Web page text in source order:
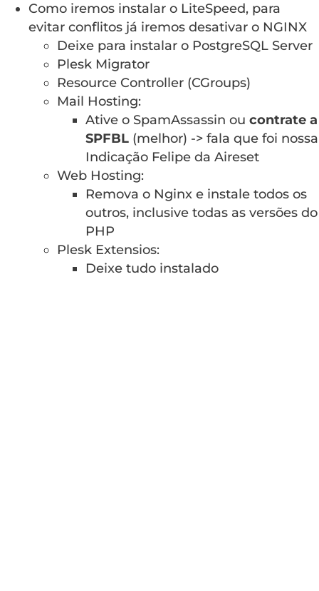
Como iremos instalar o LiteSpeed, para
evitar conflitos já iremos desativar o NGINX
Deixe para instalar o PostgreSQL Server
Plesk Migrator
Resource Controller (CGroups)
Mail Hosting:
Ative o SpamAssassin ou contrate a
SPFBL (melhor) -> fala que foi nossa
Indicação Felipe da Aireset
Web Hosting:
Remova o Nginx e instale todos os
outros, inclusive todas as versões do
PHP
Plesk Extensios:
Deixe tudo instalado